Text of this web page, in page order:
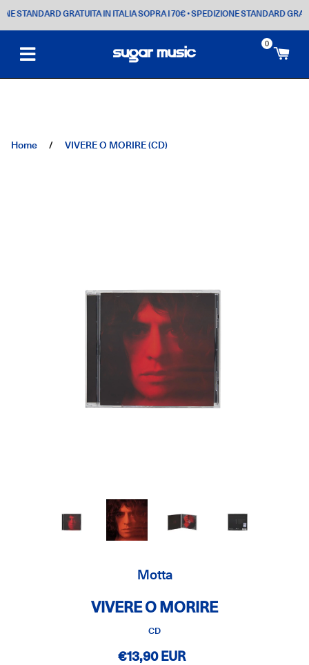
STANDARD GRATUITA IN ITALIA SOPRA I 70€• SPEDIZIONE STANDARD
0
Home / VIVERE O MORIRE (CD)
Motta
VIVERE O MORIRE
CD
€13,90 EUR